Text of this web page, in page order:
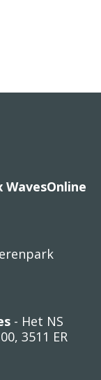
WavesOnline
- Het NS
3511 ER